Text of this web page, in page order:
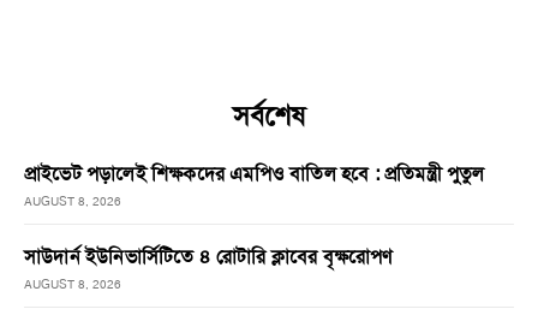
সর্বশেষ
প্রাইভেট পড়ালেই শিক্ষকদের এমপিও বাতিল হবে : প্রতিমন্ত্রী পুতুল
AUGUST 8, 2026
সাউদার্ন ইউনিভার্সিটিতে ৪ রোটারি ক্লাবের বৃক্ষরোপণ
AUGUST 8, 2026